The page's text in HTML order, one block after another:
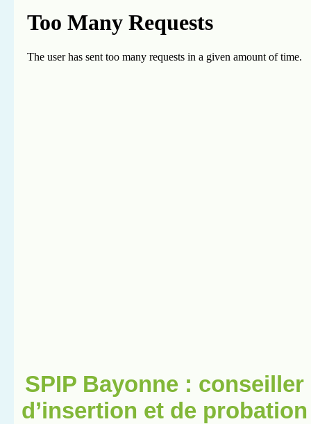
SPIP Bayonne :
d’insertion et de probation